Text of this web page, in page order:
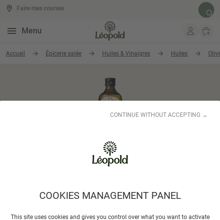
COOKIES MANAGEMENT PANEL
This site uses cookies and gives you control over what you want to activate
CONTINUE WITHOUT ACCEPTING →
Aller au contenu
Menu
Faire mes courses
Accueil Épicerie salée Huiles & Vinaigres Huiles